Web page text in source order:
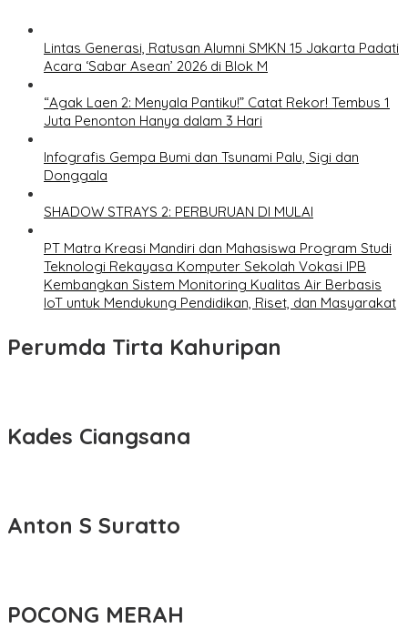
Lintas Generasi, Ratusan Alumni SMKN 15 Jakarta Padati
Acara ‘Sabar Asean’ 2026 di Blok M
“Agak Laen 2: Menyala Pantiku!” Catat Rekor! Tembus 1
Juta Penonton Hanya dalam 3 Hari
Infografis Gempa Bumi dan Tsunami Palu, Sigi dan
Donggala
SHADOW STRAYS 2: PERBURUAN DI MULAI
PT Matra Kreasi Mandiri dan Mahasiswa Program Studi
Teknologi Rekayasa Komputer Sekolah Vokasi IPB
Kembangkan Sistem Monitoring Kualitas Air Berbasis
IoT untuk Mendukung Pendidikan, Riset, dan Masyarakat
Perumda Tirta Kahuripan
Kades Ciangsana
Anton S Suratto
POCONG MERAH